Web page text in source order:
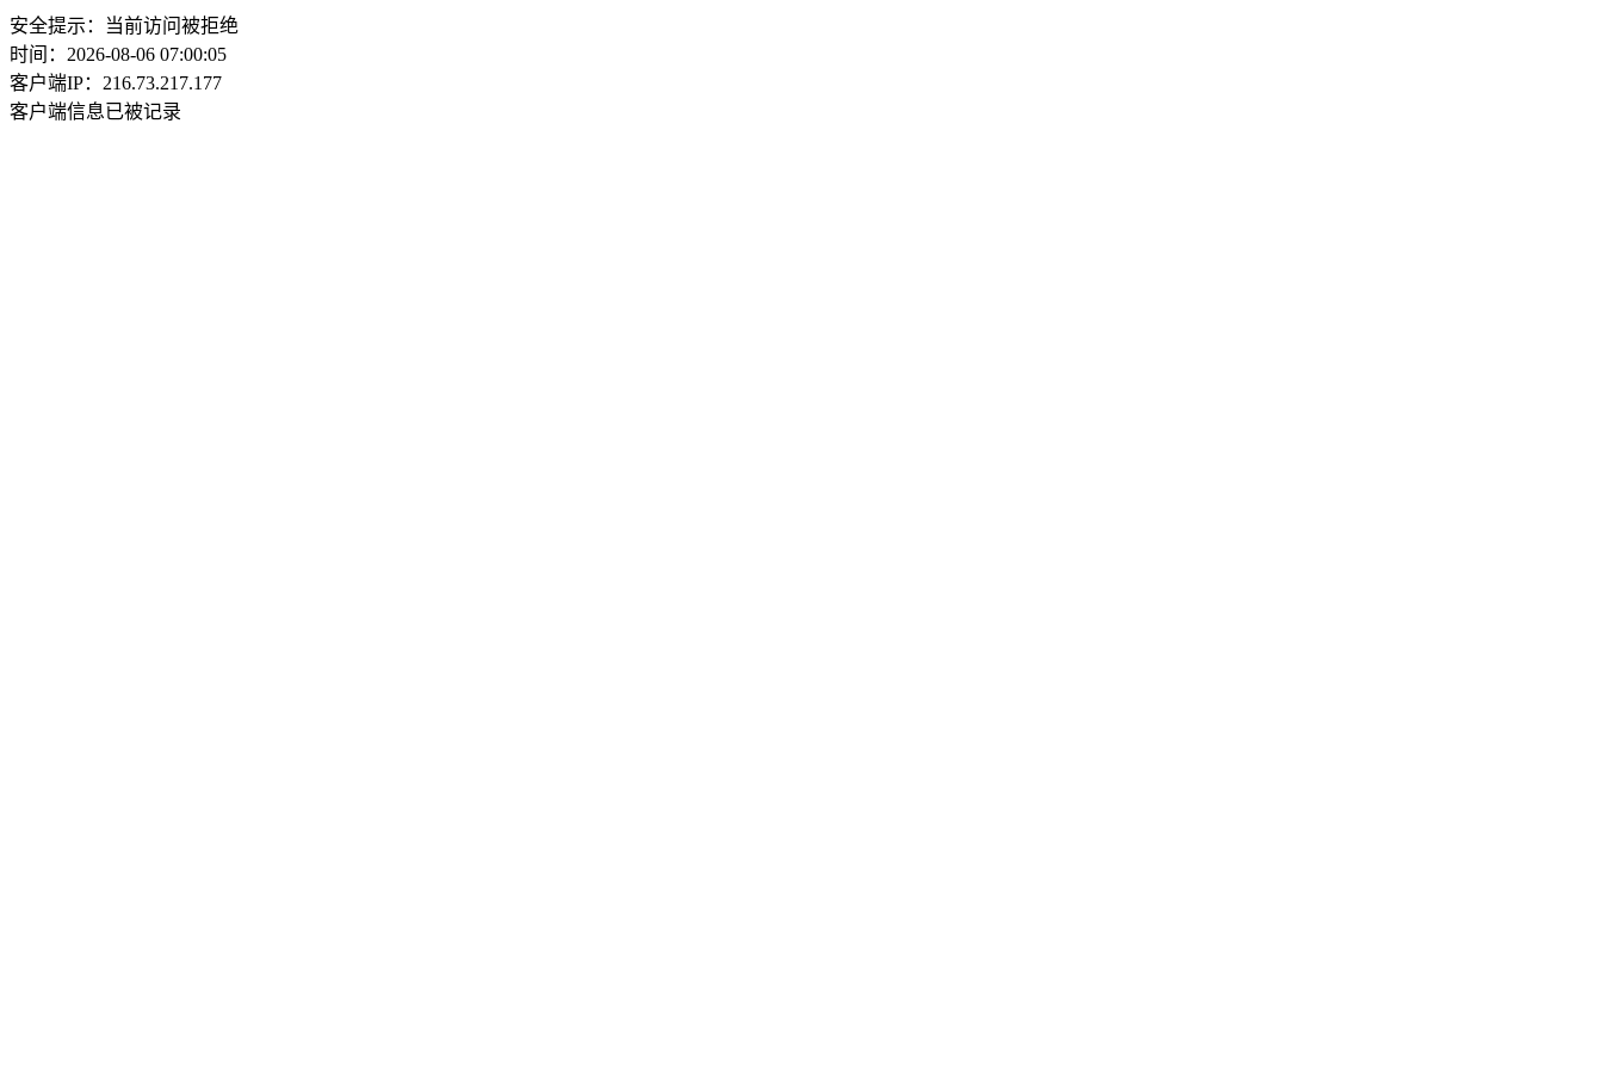
安全提示：当前访问被拒绝
时间：2026-08-06 07:00:05
客户端IP：216.73.217.177
客户端信息已被记录